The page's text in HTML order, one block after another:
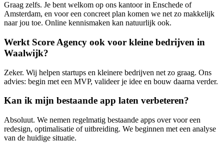
Graag zelfs. Je bent welkom op ons kantoor in Enschede of
Amsterdam, en voor een concreet plan komen we net zo makkelijk
naar jou toe. Online kennismaken kan natuurlijk ook.
Werkt Score Agency ook voor kleine bedrijven in
Waalwijk?
Zeker. Wij helpen startups en kleinere bedrijven net zo graag. Ons
advies: begin met een MVP, valideer je idee en bouw daarna verder.
Kan ik mijn bestaande app laten verbeteren?
Absoluut. We nemen regelmatig bestaande apps over voor een
redesign, optimalisatie of uitbreiding. We beginnen met een analyse
van de huidige situatie.